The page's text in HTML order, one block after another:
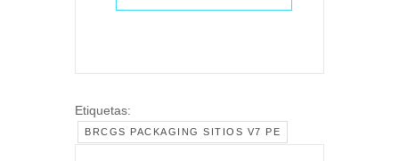
Etiquetas:
BRCGS PACKAGING SITIOS V7 PE